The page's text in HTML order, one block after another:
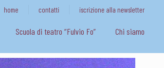
home contatti iscrizione alla newsletter
Scuola di teatro “Fulvio Fo” Chi siamo